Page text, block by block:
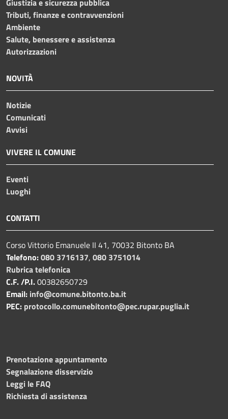
Tributi, finanze e contravvenzioni
Ambiente
Salute, benessere e assistenza
Autorizzazioni
NOVITÀ
Notizie
Comunicati
Avvisi
VIVERE IL COMUNE
Eventi
Luoghi
CONTATTI
Corso Vittorio Emanuele II 41, 70032 Bitonto BA
Telefono:080 3716137, 080 3751014
Rubrica telefonica
C.F. /P.I.00382650729
Email: info@comune.bitonto.ba.it
PEC: protocollo.comunebitonto@pec.rupar.puglia.it
Prenotazione appuntamento
Segnalazione disservizio
Leggi le FAQ
Richiesta di assistenza